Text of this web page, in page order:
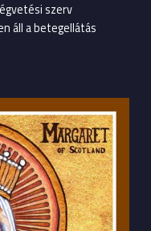
szerv
áll a betegellátás